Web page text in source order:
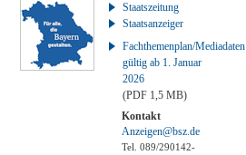
Staatszeitung
Staatsanzeiger
Fachthemenplan/Mediadaten
gültig ab 1. Januar
2026
(PDF 1,5 MB)
Kontakt
Anzeigen@bsz.de
Tel. 089/290142-